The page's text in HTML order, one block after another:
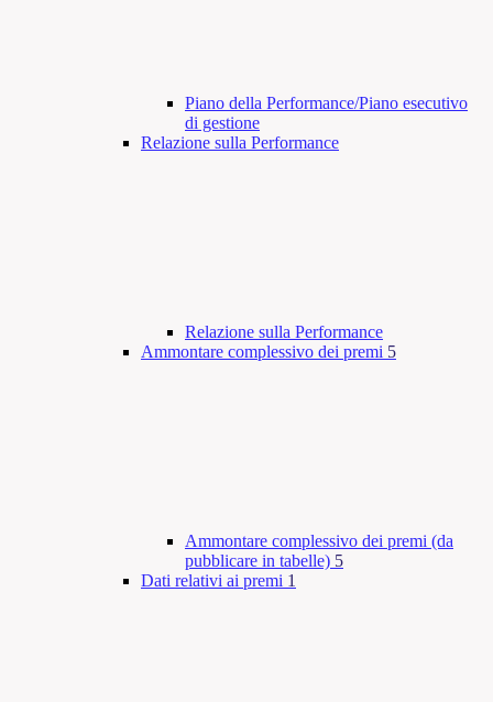
Piano della Performance/Piano esecutivo
di gestione
Relazione sulla Performance
Relazione sulla Performance
Ammontare complessivo dei premi 5
Ammontare complessivo dei premi (da
pubblicare in tabelle) 5
Dati relativi ai premi 1